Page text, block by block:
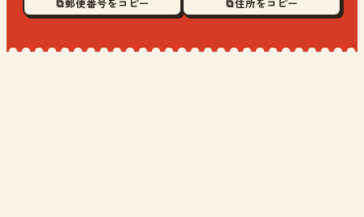
⧉ 郵便番号をコピー ⧉ 住所をコピー